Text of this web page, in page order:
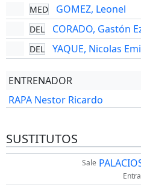
MED GOMEZ, Leonel
DEL CORADO, Gastón
DEL YAQUE, Nicolas
ENTRENADOR
RAPA Nestor Ricardo
SUSTITUTOS
Sale
Entra